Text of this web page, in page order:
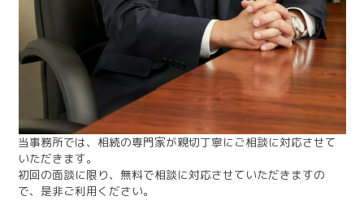
当事務所では、相続の専門家が親切丁寧にご相談に対応させて
いただきます。
初回の面談に限り、無料で相談に対応させていただきますの
で、是非ご利用ください。